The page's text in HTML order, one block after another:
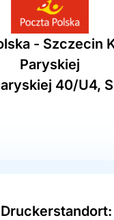
- Szczecin
Paryskiej
40/U4,
Druckerstandort: